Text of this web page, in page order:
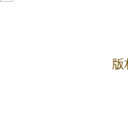
版